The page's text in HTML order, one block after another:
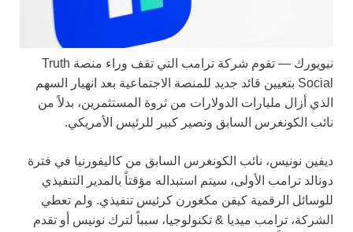
نيويورك —
تقوم شركة ترامب التي تقف وراء منصة Truth
Social بتعيين قائد جديد للمنصة الاجتماعية بعد انهيار السهم
الذي أزال مليارات الدولارات من ثروة المستثمرين، بدلاً من
نائب الكونغرس السابق ونصير كبير للرئيس الأمريكي.
ديفين نونيس، نائب الكونغرس السابق من كاليفورنيا في فترة
دونالد ترامب الأولى، سيتم استبداله مؤقتاً بالمدير التنفيذي
للوسائل الرقمية كيفن مكغورن كرئيس تنفيذي. ولم تعطي
الشركة، ترامب ميديا & تكنولوجيا، سبباً لترك نونيس أو تقدم